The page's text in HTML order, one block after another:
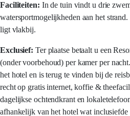
Faciliteiten: In de tuin vindt u drie
watersportmogelijkheden aan het
ligt vlakbij.
Exclusief: Ter plaatse betaalt u een
(onder voorbehoud) per kamer per
het hotel en is terug te vinden bij de
recht op gratis internet, koffie &
dagelijkse ochtendkrant en
afhankelijk van het hotel wat inclusiefde